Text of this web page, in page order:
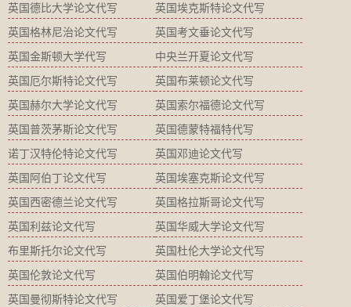
英国德比大学论文代写 英国埃克斯特论文代写
英国格林尼治论文代写 英国考文垂论文代写
英国金斯顿大学代写 中央兰开夏论文代写
英国厄尔斯特论文代写 英国布莱顿论文代写
英国赫尔大学论文代写 英国索尔福德论文代写
英国普茨茅斯论文代写 英国德蒙特福特代写
诺丁汉特伦特论文代写 英国邓迪论文代写
英国阿伯丁论文代写 英国埃塞克斯论文代写
英国西密德兰论文代写 英国格拉斯哥论文代写
英国利兹论文代写 英国华威大学论文代写
布里斯托尔论文代写 英国杜伦大学论文代写
英国伦敦论文代写 英国伯明翰论文代写
英国曼彻斯特论文代写 英国爱丁堡论文代写